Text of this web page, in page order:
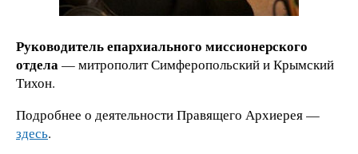
Руководитель епархиального миссионерского
отдела— митрополит Симферопольский и Крымский
Тихон.
Подробнее о деятельности Правящего Архиерея —
здесь.